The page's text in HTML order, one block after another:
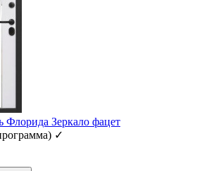
Флорида Зеркало фацет
✓